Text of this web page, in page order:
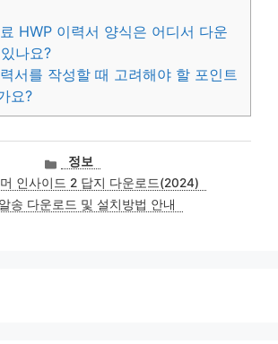
HWP 이력서 양식은 어디서 다운
나요?
서를 작성할 때 고려해야 할 포인트
요?
카
테
고
리
정보
인사이드 2 답지 다운로드(2024)
알송 다운로드 및 설치방법 안내